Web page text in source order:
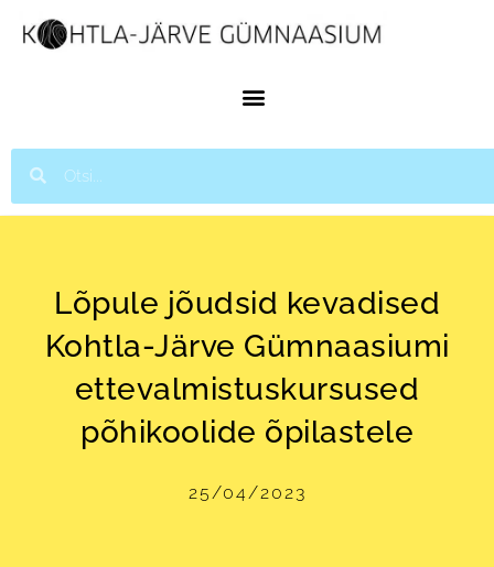
Lõpule jõudsid kevadised
Kohtla-Järve Gümnaasiumi
ettevalmistuskursused
põhikoolide õpilastele
25/04/2023